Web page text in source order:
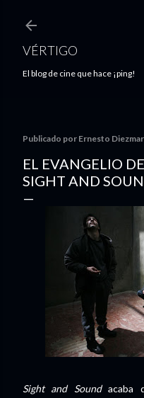
VÉRTIGO
El blog de cine que hace ¡ping!
Publicado por Ernesto
EL EVANGELIO
SIGHT AND
Sight and Soundacaba